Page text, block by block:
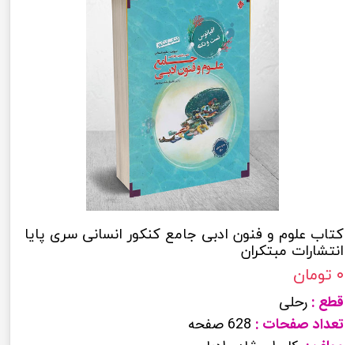
کتاب علوم و فنون ادبی جامع کنکور انسانی سری پایا
انتشارات مبتکران
۰ تومان
قطع : رحلی
تعداد صفحات :